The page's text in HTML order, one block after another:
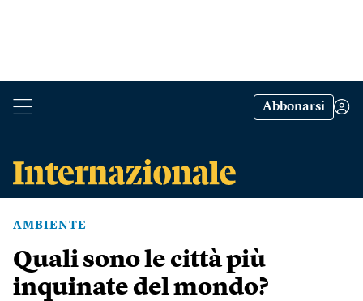
Abbonarsi
AMBIENTE
Quali sono le città più
inquinate del mondo?